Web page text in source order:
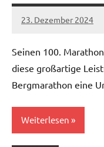
23. Dezember 2024
admin
Keine
Seinen 100.
diese großartige
Bergmarathon eine
Weiterlesen